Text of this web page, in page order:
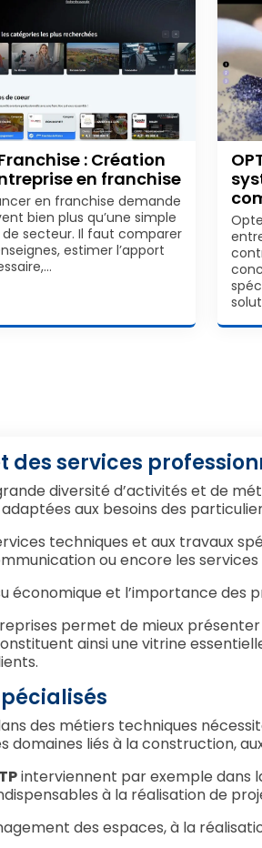
: Création
en franchise
en franchise demande
bien plus qu’une simple
de secteur. Il faut comparer
estimer l’apport
des services
diversité d’activités et de
aux besoins des
techniques et aux travaux
ou encore les
et l’importance des
permet de mieux
ainsi une vitrine
des métiers techniques
liés à la construction,
interviennent par exemple dans
à la réalisation de
des espaces, à la